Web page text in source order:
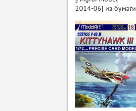
2014-06] из бумаги